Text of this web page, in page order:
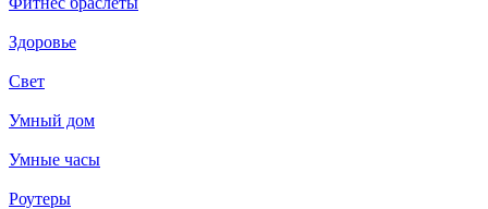
Здоровье
Свет
Умный дом
Умные часы
Роутеры